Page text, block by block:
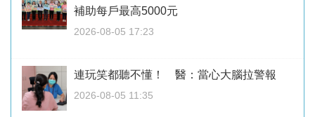
補助每戶最高5000元
2026-08-05 17:23
連玩笑都聽不懂！ 醫：當心大腦拉警報
2026-08-05 11:35